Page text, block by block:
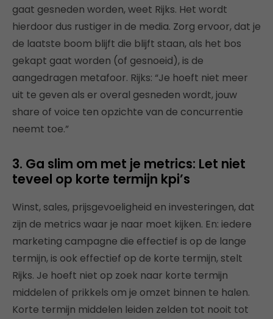
gaat gesneden worden, weet Rijks. Het wordt
hierdoor dus rustiger in de media. Zorg ervoor, dat je
de laatste boom blijft die blijft staan, als het bos
gekapt gaat worden (of gesnoeid), is de
aangedragen metafoor. Rijks: “Je hoeft niet meer
uit te geven als er overal gesneden wordt, jouw
share of voice ten opzichte van de concurrentie
neemt toe.”
3. Ga slim om met je metrics: Let niet
teveel op korte termijn kpi’s
Winst, sales, prijsgevoeligheid en investeringen, dat
zijn de metrics waar je naar moet kijken. En: iedere
marketing campagne die effectief is op de lange
termijn, is ook effectief op de korte termijn, stelt
Rijks. Je hoeft niet op zoek naar korte termijn
middelen of prikkels om je omzet binnen te halen.
Korte termijn middelen leiden zelden tot nooit tot